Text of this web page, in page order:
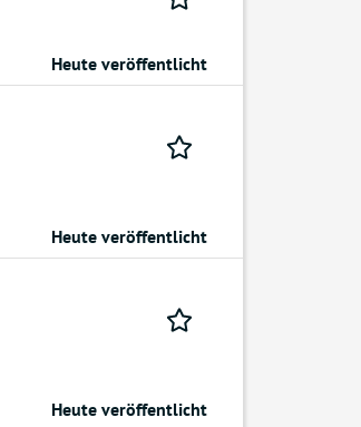
Heute veröffentlicht
Heute veröffentlicht
Heute veröffentlicht